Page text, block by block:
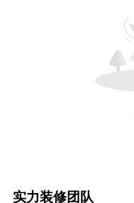
实力装修团队